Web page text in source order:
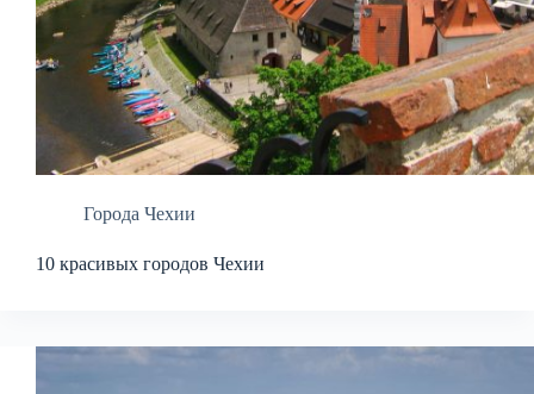
Города Чехии
10 красивых городов Чехии